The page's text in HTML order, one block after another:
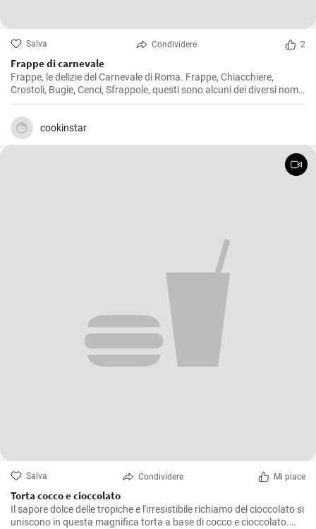
Salva Condividere 2
Frappe di carnevale
Frappe, le delizie del Carnevale di Roma. Frappe, Chiacchiere,
Crostoli, Bugie, Cenci, Sfrappole, questi sono alcuni dei diversi nomi
di questi tipici dolcetti del Carnevale italiano.
cookinstar
Salva Condividere Mi piace
Torta cocco e cioccolato
Il sapore dolce delle tropiche e l'irresistibile richiamo del cioccolato si
uniscono in questa magnifica torta a base di cocco e cioccolato.